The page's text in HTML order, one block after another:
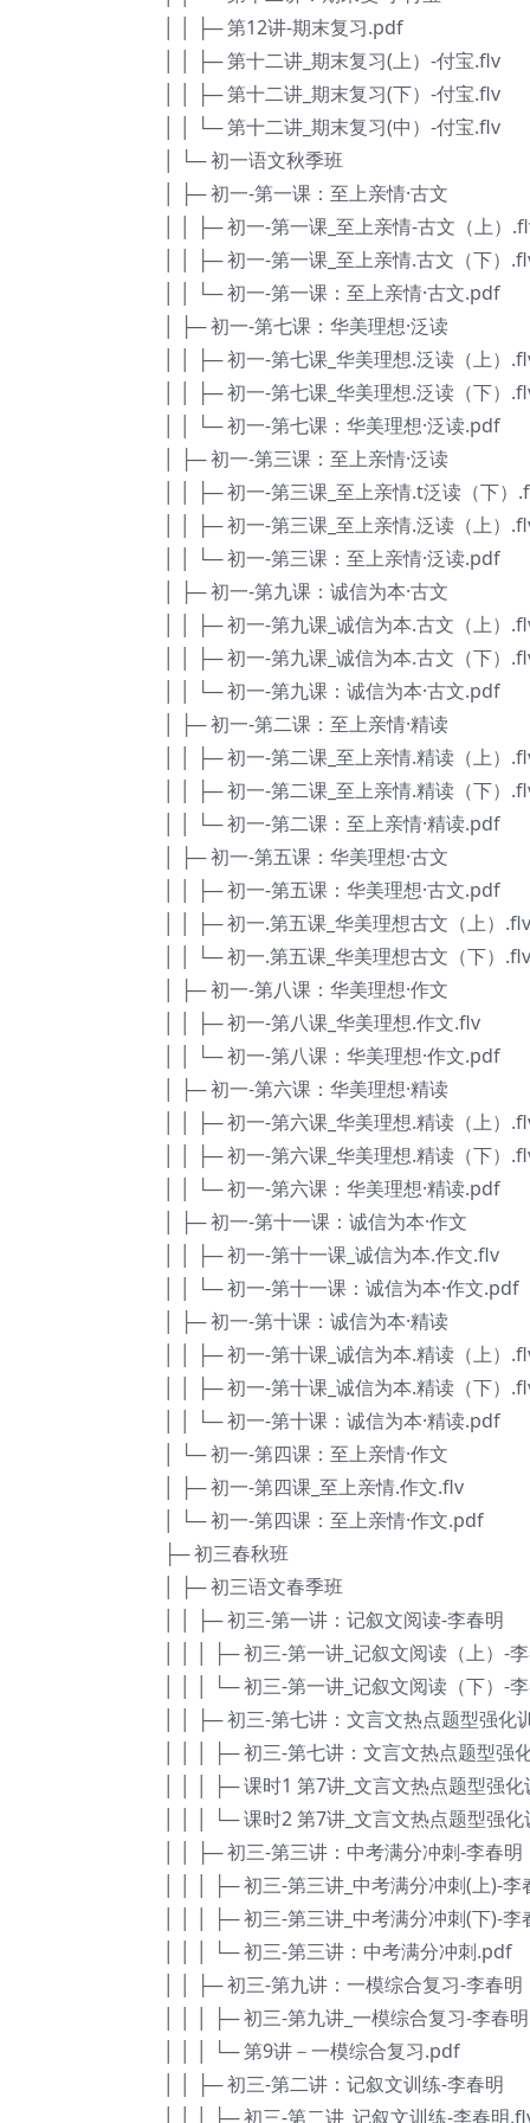
│ │ ├─ 第12讲-期末复习.pdf
│ │ ├─ 第十二讲_期末复习(上）-付宝.flv
│ │ ├─ 第十二讲_期末复习(下）-付宝.flv
│ │ └─ 第十二讲_期末复习(中）-付宝.flv
│ └─ 初一语文秋季班
│ ├─ 初一-第一课：至上亲情·古文
│ │ ├─ 初一-第一课_至上亲情-古文（上）
│ │ ├─ 初一-第一课_至上亲情.古文（下）
│ │ └─ 初一-第一课：至上亲情·古文.pdf
│ ├─ 初一-第七课：华美理想·泛读
│ │ ├─ 初一-第七课_华美理想.泛读（上）
│ │ ├─ 初一-第七课_华美理想.泛读（下）
│ │ └─ 初一-第七课：华美理想·泛读.pdf
│ ├─ 初一-第三课：至上亲情·泛读
│ │ ├─ 初一-第三课_至上亲情.t泛读（下）
│ │ ├─ 初一-第三课_至上亲情.泛读（上）
│ │ └─ 初一-第三课：至上亲情·泛读.pdf
│ ├─ 初一-第九课：诚信为本·古文
│ │ ├─ 初一-第九课_诚信为本.古文（上）
│ │ ├─ 初一-第九课_诚信为本.古文（下）
│ │ └─ 初一-第九课：诚信为本·古文.pdf
│ ├─ 初一-第二课：至上亲情·精读
│ │ ├─ 初一-第二课_至上亲情.精读（上）
│ │ ├─ 初一-第二课_至上亲情.精读（下）
│ │ └─ 初一-第二课：至上亲情·精读.pdf
│ ├─ 初一-第五课：华美理想·古文
│ │ ├─ 初一-第五课：华美理想·古文.pdf
│ │ ├─ 初一.第五课_华美理想古文（上）.flv
│ │ └─ 初一.第五课_华美理想古文（下）.flv
│ ├─ 初一-第八课：华美理想·作文
│ │ ├─ 初一-第八课_华美理想.作文.flv
│ │ └─ 初一-第八课：华美理想·作文.pdf
│ ├─ 初一-第六课：华美理想·精读
│ │ ├─ 初一-第六课_华美理想.精读（上）
│ │ ├─ 初一-第六课_华美理想.精读（下）
│ │ └─ 初一-第六课：华美理想·精读.pdf
│ ├─ 初一-第十一课：诚信为本·作文
│ │ ├─ 初一-第十一课_诚信为本.作文.flv
│ │ └─ 初一-第十一课：诚信为本·作文.pdf
│ ├─ 初一-第十课：诚信为本·精读
│ │ ├─ 初一-第十课_诚信为本.精读（上）
│ │ ├─ 初一-第十课_诚信为本.精读（下）
│ │ └─ 初一-第十课：诚信为本·精读.pdf
│ └─ 初一-第四课：至上亲情·作文
│ ├─ 初一-第四课_至上亲情.作文.flv
│ └─ 初一-第四课：至上亲情·作文.pdf
├─ 初三春秋班
│ ├─ 初三语文春季班
│ │ ├─ 初三-第一讲：记叙文阅读-李春明
│ │ │ ├─ 初三-第一讲_记叙文阅读（上）-
│ │ │ └─ 初三-第一讲_记叙文阅读（下）-
│ │ ├─ 初三-第七讲：文言文热点题型强化
│ │ │ ├─ 初三-第七讲：文言文热点题型强
│ │ │ ├─ 课时1 第7讲_文言文热点题型强
│ │ │ └─ 课时2 第7讲_文言文热点题型强
│ │ ├─ 初三-第三讲：中考满分冲刺-李春明
│ │ │ ├─ 初三-第三讲_中考满分冲刺(上)-
│ │ │ ├─ 初三-第三讲_中考满分冲刺(下)-
│ │ │ └─ 初三-第三讲：中考满分冲刺.pdf
│ │ ├─ 初三-第九讲：一模综合复习-李春明
│ │ │ ├─ 初三-第九讲_一模综合复习-李春
│ │ │ └─ 第9讲－一模综合复习.pdf
│ │ ├─ 初三-第二讲：记叙文训练-李春明
│ │ │ ├─ 初三-第二讲_记叙文训练-李春明